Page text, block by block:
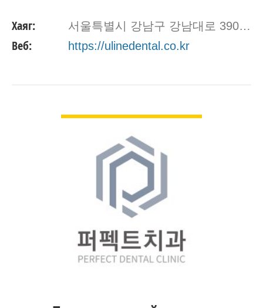
дэлгэрэнгүй мэдэхийг хүсвэл бидэнтэй
хамт байгаарай.
Хаяг: 서울특별시 강남구 강남대로 390 (미진프라자 17층) 062332
Веб: https://ulinedental.co.kr